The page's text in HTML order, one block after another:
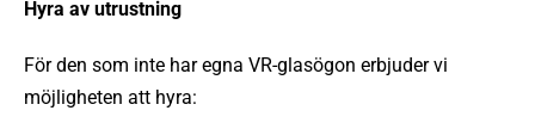
Hyra av utrustning
För den som inte har egna VR-glasögon erbjuder vi
möjligheten att hyra: